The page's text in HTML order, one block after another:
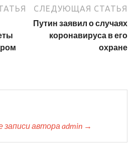
СЛЕДУЮЩАЯ СТАТЬЯ
Путин заявил о случаях
коронавируса в его
охране
автора admin →